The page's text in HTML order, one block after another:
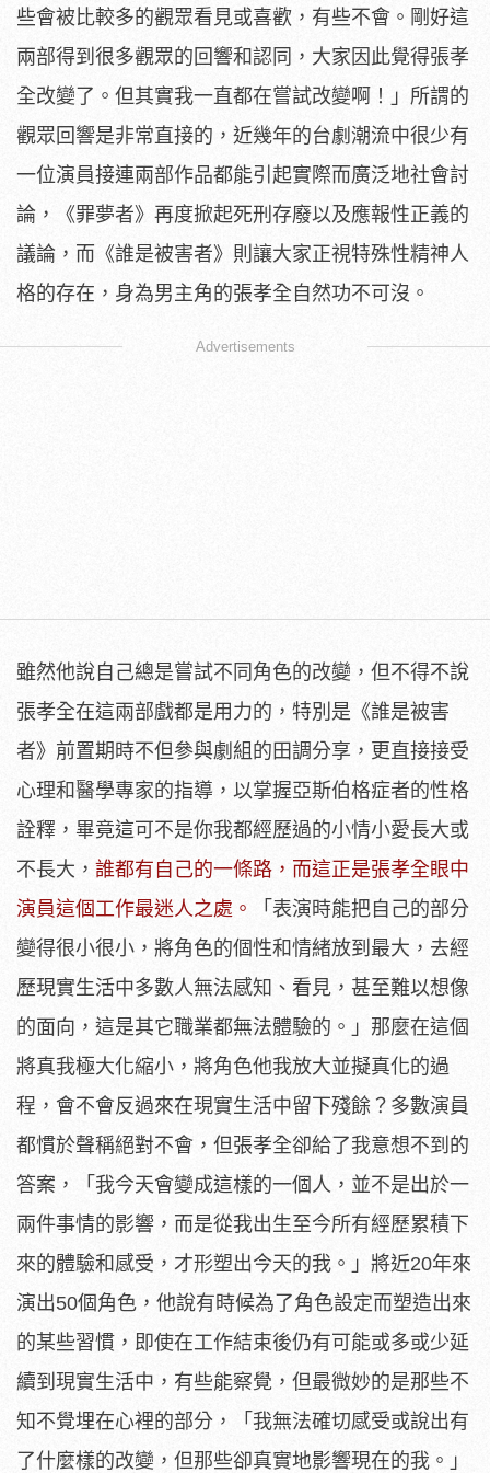
些會被比較多的觀眾看見或喜歡，有些不會。剛好這
兩部得到很多觀眾的回響和認同，大家因此覺得張孝
全改變了。但其實我一直都在嘗試改變啊！」所謂的
觀眾回響是非常直接的，近幾年的台劇潮流中很少有
一位演員接連兩部作品都能引起實際而廣泛地社會討
論，《罪夢者》再度掀起死刑存廢以及應報性正義的
議論，而《誰是被害者》則讓大家正視特殊性精神人
格的存在，身為男主角的張孝全自然功不可沒。
Advertisements
雖然他說自己總是嘗試不同角色的改變，但不得不說
張孝全在這兩部戲都是用力的，特別是《誰是被害
者》前置期時不但參與劇組的田調分享，更直接接受
心理和醫學專家的指導，以掌握亞斯伯格症者的性格
詮釋，畢竟這可不是你我都經歷過的小情小愛長大或
不長大， 誰都有自己的一條路，而這正是張孝全眼中
演員這個工作最迷人之處。
「表演時能把自己的部分
變得很小很小，將角色的個性和情緒放到最大，去經
歷現實生活中多數人無法感知、看見，甚至難以想像
的面向，這是其它職業都無法體驗的。」那麼在這個
將真我極大化縮小，將角色他我放大並擬真化的過
程，會不會反過來在現實生活中留下殘餘？多數演員
都慣於聲稱絕對不會，但張孝全卻給了我意想不到的
答案，「我今天會變成這樣的一個人，並不是出於一
兩件事情的影響，而是從我出生至今所有經歷累積下
來的體驗和感受，才形塑出今天的我。」將近20年來
演出50個角色，他說有時候為了角色設定而塑造出來
的某些習慣，即使在工作結束後仍有可能或多或少延
續到現實生活中，有些能察覺，但最微妙的是那些不
知不覺埋在心裡的部分，「我無法確切感受或說出有
了什麼樣的改變，但那些卻真實地影響現在的我。」